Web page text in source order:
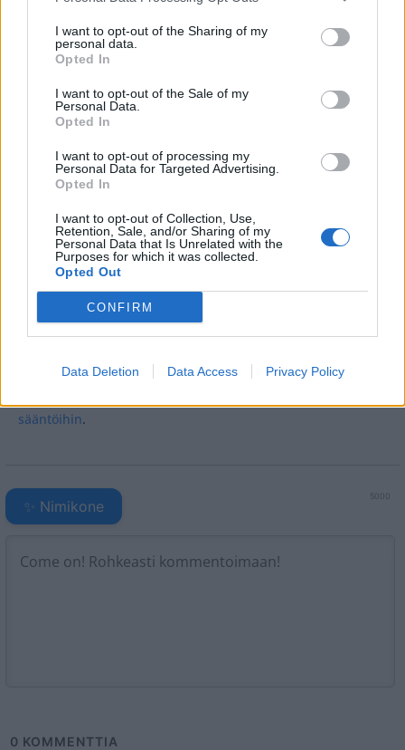
I want to opt-out of the Sharing of my
personal data.
Opted In
I want to opt-out of the Sale of my
Personal Data.
Opted In
I want to opt-out of processing my
Personal Data for Targeted Advertising.
Opted In
I want to opt-out of Collection, Use,
Retention, Sale, and/or Sharing of my
Personal Data that Is Unrelated with the
Purposes for which it was collected.
Opted Out
CONFIRM
Data Deletion Data Access Privacy Policy
Seuraa Gekkosta Instagramissa
Gabrielle Henry
Miss Universum
Onnettomuus
sääntöihin.
5000
✨ Nimikone
0 KOMMENTTIA